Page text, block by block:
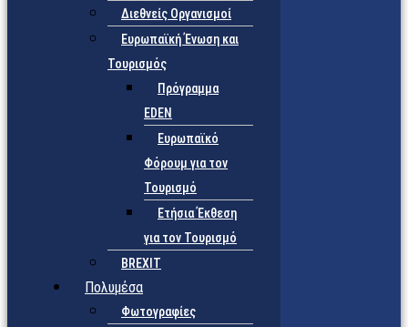
Διεθνείς Οργανισμοί
Ευρωπαϊκή Ένωση και
Τουρισμός
Πρόγραμμα
EDEN
Ευρωπαϊκό
Φόρουμ για τον
Τουρισμό
Ετήσια Έκθεση
για τον Τουρισμό
BREXIT
Πολυμέσα
Φωτογραφίες